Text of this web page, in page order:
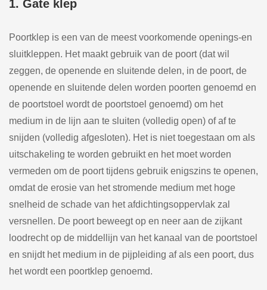
1. Gate klep
Poortklep is een van de meest voorkomende openings-en
sluitkleppen. Het maakt gebruik van de poort (dat wil
zeggen, de openende en sluitende delen, in de poort, de
openende en sluitende delen worden poorten genoemd en
de poortstoel wordt de poortstoel genoemd) om het
medium in de lijn aan te sluiten (volledig open) of af te
snijden (volledig afgesloten). Het is niet toegestaan om als
uitschakeling te worden gebruikt en het moet worden
vermeden om de poort tijdens gebruik enigszins te openen,
omdat de erosie van het stromende medium met hoge
snelheid de schade van het afdichtingsoppervlak zal
versnellen. De poort beweegt op en neer aan de zijkant
loodrecht op de middellijn van het kanaal van de poortstoel
en snijdt het medium in de pijpleiding af als een poort, dus
het wordt een poortklep genoemd.